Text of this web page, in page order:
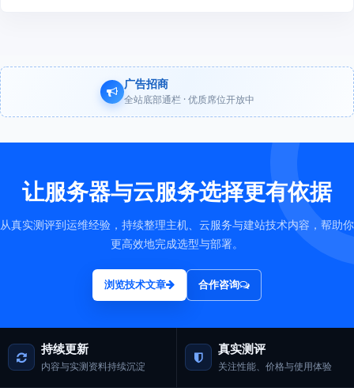
广告招商
全站底部通栏 · 优质席位开放中
让服务器与云服务选择更有依据
从真实测评到运维经验，持续整理主机、云服务与建站技术内容，帮助你
更高效地完成选型与部署。
浏览技术文章 合作咨询
持续更新
内容与实测资料持续沉淀
真实测评
关注性能、价格与使用体验